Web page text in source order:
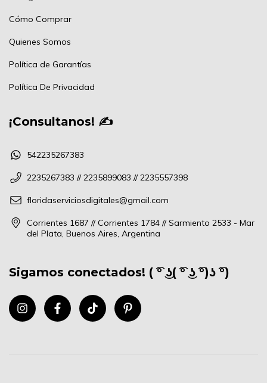
Cómo Comprar
Quienes Somos
Política de Garantías
Política De Privacidad
¡Consultanos! ✍
542235267383
2235267383 // 2235899083 // 2235557398
floridaserviciosdigitales@gmail.com
Corrientes 1687 // Corrientes 1784 // Sarmiento 2533 - Mar
del Plata, Buenos Aires, Argentina
Sigamos conectados! ( ͡° ͜ʖ( ͡° ͜ʖ ͡°)ʖ ͡°)